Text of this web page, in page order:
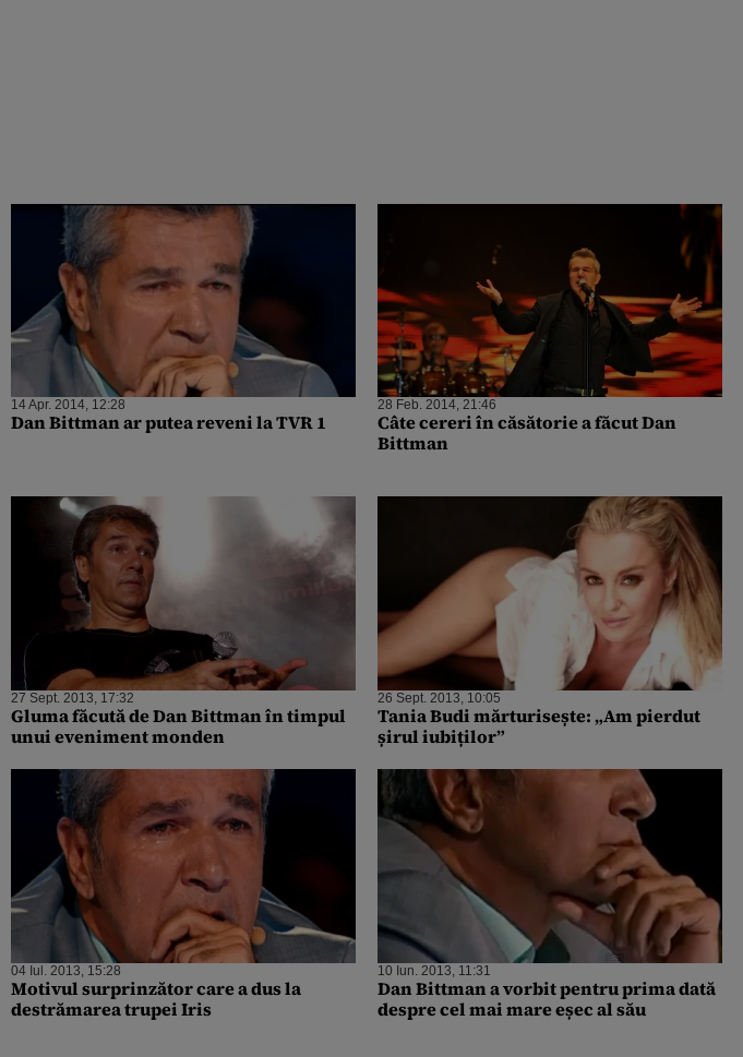
14 Apr. 2014, 12:28
Dan Bittman ar putea reveni la TVR 1
28 Feb. 2014, 21:46
Câte cereri în căsătorie a făcut Dan
Bittman
27 Sept. 2013, 17:32
Gluma făcută de Dan Bittman în timpul
unui eveniment monden
26 Sept. 2013, 10:05
Tania Budi mărturisește: „Am pierdut
șirul iubiților”
04 Iul. 2013, 15:28
Motivul surprinzător care a dus la
destrămarea trupei Iris
10 Iun. 2013, 11:31
Dan Bittman a vorbit pentru prima dată
despre cel mai mare eșec al său